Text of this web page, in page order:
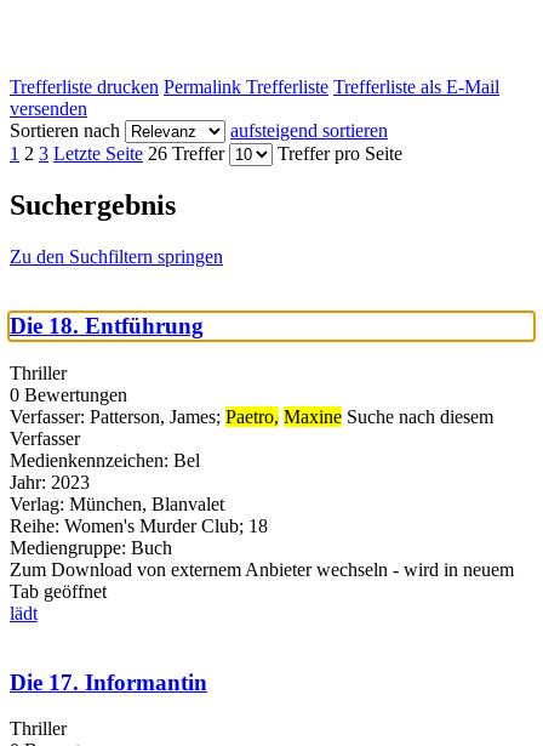
Trefferliste drucken Permalink Trefferliste Trefferliste als E-Mail
versenden
Sortieren nach
aufsteigend sortieren
1 2 3 Letzte Seite 26 Treffer Treffer pro Seite
Suchergebnis
Zu den Suchfiltern springen
Die 18. Entführung
Thriller
0 Bewertungen
Verfasser: Patterson, James; Paetro, Maxine Suche nach diesem
Verfasser
Medienkennzeichen: Bel
Jahr: 2023
Verlag: München, Blanvalet
Reihe: Women's Murder Club; 18
Mediengruppe: Buch
Zum Download von externem Anbieter wechseln - wird in neuem
Tab geöffnet
lädt
Die 17. Informantin
Thriller